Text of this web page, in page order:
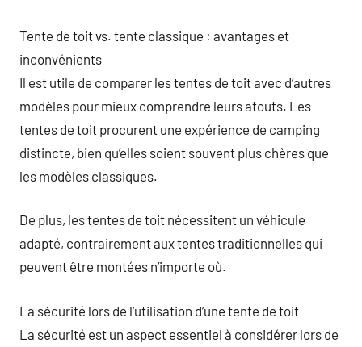
Tente de toit vs. tente classique : avantages et
inconvénients
Il est utile de comparer les tentes de toit avec d’autres
modèles pour mieux comprendre leurs atouts. Les
tentes de toit procurent une expérience de camping
distincte, bien qu’elles soient souvent plus chères que
les modèles classiques.
De plus, les tentes de toit nécessitent un véhicule
adapté, contrairement aux tentes traditionnelles qui
peuvent être montées n’importe où.
La sécurité lors de l’utilisation d’une tente de toit
La sécurité est un aspect essentiel à considérer lors de